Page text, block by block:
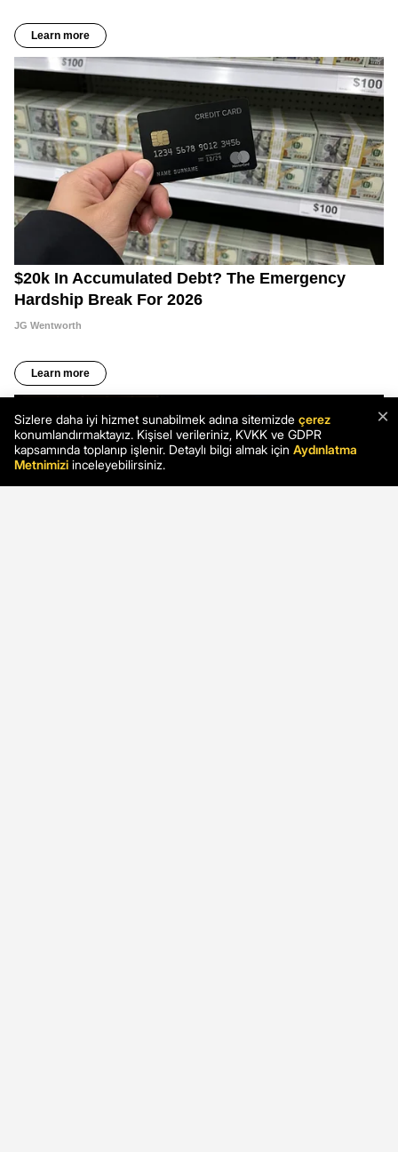
×
Sizlere daha iyi hizmet sunabilmek adına sitemizde çerez
konumlandırmaktayız. Kişisel verileriniz, KVKK ve GDPR
kapsamında toplanıp işlenir. Detaylı bilgi almak için Aydınlatma
Metnimizi inceleyebilirsiniz.